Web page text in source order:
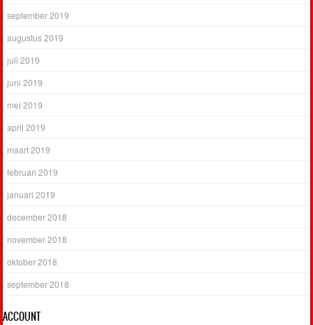
september 2019
augustus 2019
juli 2019
juni 2019
mei 2019
april 2019
maart 2019
februari 2019
januari 2019
december 2018
november 2018
oktober 2018
september 2018
ACCOUNT